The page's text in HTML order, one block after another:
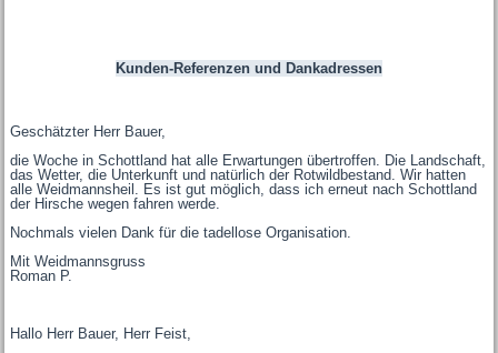
Kunden-Referenzen und Dankadressen
Geschätzter Herr Bauer,
die Woche in Schottland hat alle Erwartungen übertroffen. Die Landschaft,
das Wetter, die Unterkunft und natürlich der Rotwildbestand. Wir hatten
alle Weidmannsheil. Es ist gut möglich, dass ich erneut nach Schottland
der Hirsche wegen fahren werde.
Nochmals vielen Dank für die tadellose Organisation.
Mit Weidmannsgruss
Roman P.
Hallo Herr Bauer, Herr Feist,